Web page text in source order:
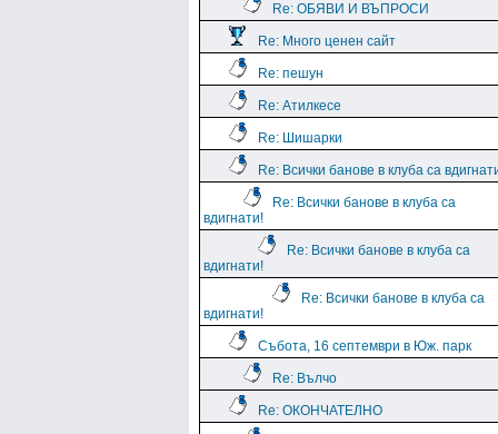
Re: ОБЯВИ И ВЪПРОСИ
Re: Много ценен сайт
Re: пешун
Re: Атилкесе
Re: Шишарки
Re: Всички банове в клуба са
Re: Всички банове в клуба са
вдигнати!
Re: Всички банове в клуба са
вдигнати!
Re: Всички банове в клуба са
вдигнати!
Събота, 16 септември в Юж. парк
Re: Вълчо
Re: ОКОНЧАТЕЛНО